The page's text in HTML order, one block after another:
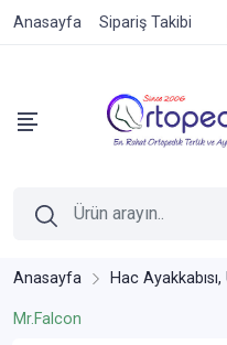
Anasayfa Sipariş Takibi
Anasayfa Hac
Mr.Falcon